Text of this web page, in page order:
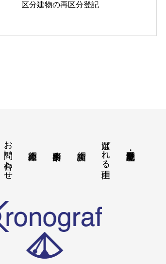
区分建物の再区分登記
選ばれる理由
お問い合わせ